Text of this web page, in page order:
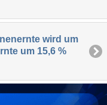
wird um
um 15,6 %